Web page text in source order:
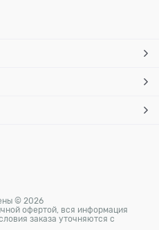
© 2026
офертой, вся информация
заказа уточняются с